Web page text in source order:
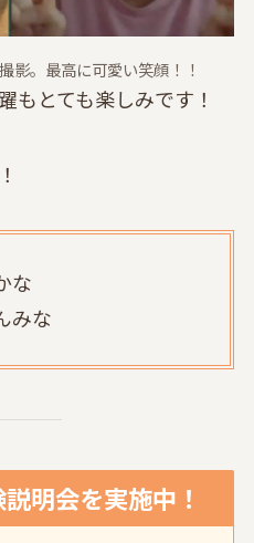
影。最高に可愛い笑顔！！
もとても楽しみです！
な
みな
明会を実施中！